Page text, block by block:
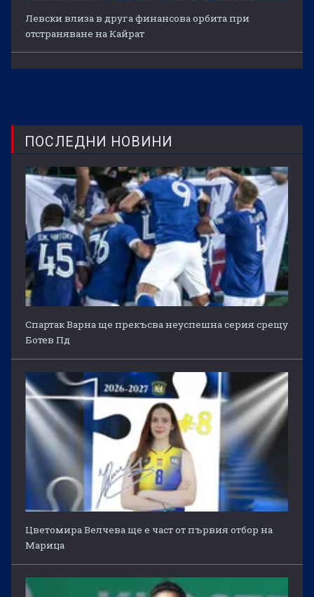
Левски влиза в друга финансова орбита при
отстраняване на Кайрат
ПОСЛЕДНИ НОВИНИ
Спартак Варна ще прекъсва неуспешна серия срещу
Ботев Пд
Цветомира Велчева ще е част от първия отбор на
Марица